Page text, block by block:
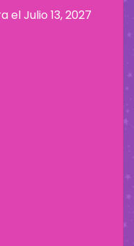
elJulio 13, 2027